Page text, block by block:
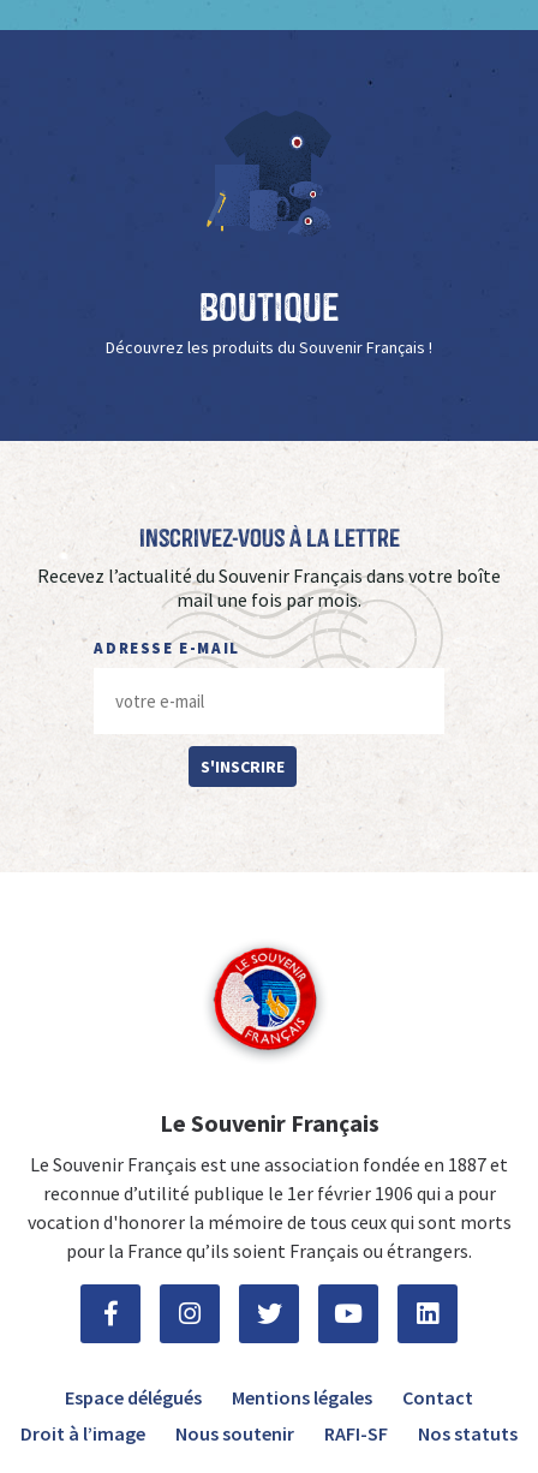
Boutique
Découvrez les produits du Souvenir Français !
Inscrivez-vous à La Lettre
Recevez l’actualité du Souvenir Français dans votre boîte
mail une fois par mois.
ADRESSE E-MAIL
S'INSCRIRE
Le Souvenir Français
Le Souvenir Français est une association fondée en 1887 et
reconnue d’utilité publique le 1er février 1906 qui a pour
vocation d'honorer la mémoire de tous ceux qui sont morts
pour la France qu’ils soient Français ou étrangers.
Espace délégués Mentions légales
Contact
Droit à l’image
Nous soutenir RAFI-SF Nos statuts